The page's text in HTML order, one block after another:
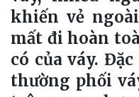
khiến vẻ
mất đi hoàn
có của váy.
thường phối